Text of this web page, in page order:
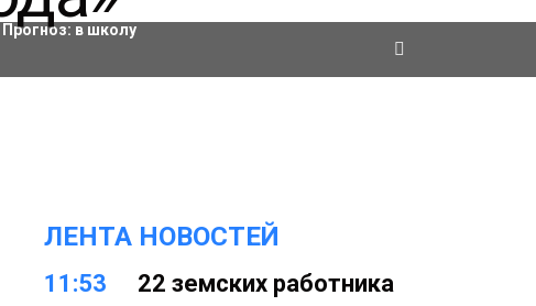
Актировки
Прогноз: в школу
ЛЕНТА НОВОСТЕЙ
11:53
22 земских работника